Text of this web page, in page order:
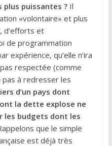
plus puissantes ?Il
«volontaire» et plus
d’efforts et
de programmation
expérience, qu’elle n’ira
respectée (comme
à redresser les
d’un pays dont
la dette explose ne
les budgets dont les
que le simple
est déjà très